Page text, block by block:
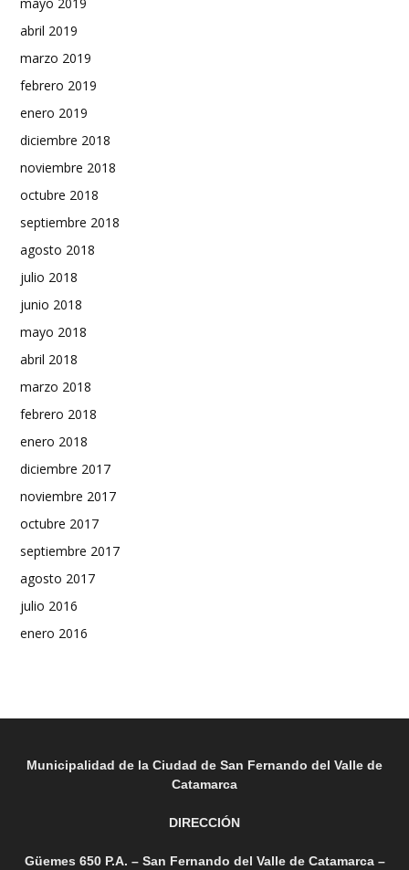
mayo 2019
abril 2019
marzo 2019
febrero 2019
enero 2019
diciembre 2018
noviembre 2018
octubre 2018
septiembre 2018
agosto 2018
julio 2018
junio 2018
mayo 2018
abril 2018
marzo 2018
febrero 2018
enero 2018
diciembre 2017
noviembre 2017
octubre 2017
septiembre 2017
agosto 2017
julio 2016
enero 2016
Municipalidad de la Ciudad de San Fernando del Valle de
Catamarca
DIRECCIÓN
Güemes 650 P.A. – San Fernando del Valle de Catamarca –